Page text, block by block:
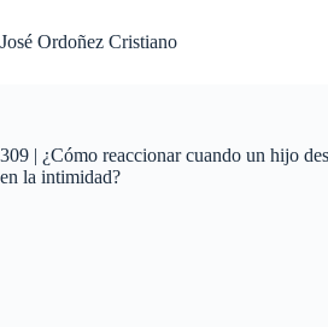
al
contenido
José Ordoñez Cristiano
309 | ¿Cómo reaccionar cuando un hijo
en la intimidad?